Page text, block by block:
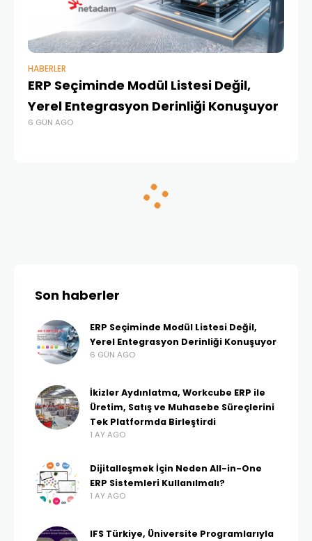
HABERLER
ERP Seçiminde Modül Listesi Değil,
Yerel Entegrasyon Derinliği Konuşuyor
6 GÜN AGO
Son haberler
ERP Seçiminde Modül Listesi Değil,
Yerel Entegrasyon Derinliği Konuşuyor
6 GÜN AGO
İkizler Aydınlatma, Workcube ERP ile
Üretim, Satış ve Muhasebe Süreçlerini
Tek Platformda Birleştirdi
1 AY AGO
Dijitalleşmek İçin Neden All-in-One
ERP Sistemleri Kullanılmalı?
1 AY AGO
IFS Türkiye, Üniversite Programlarıyla